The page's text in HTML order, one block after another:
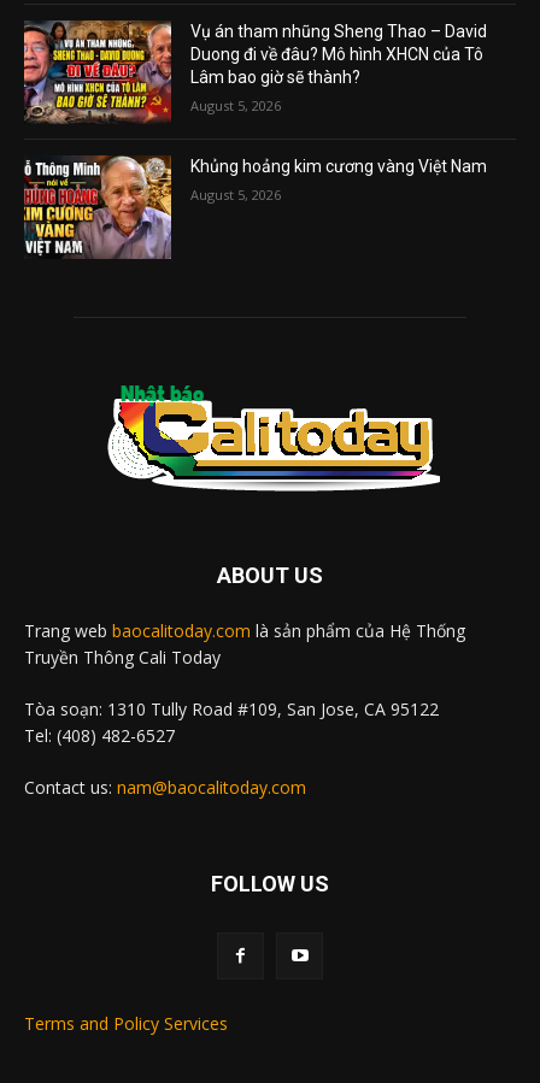
Vụ án tham nhũng Sheng Thao – David
Duong đi về đâu? Mô hình XHCN của Tô
Lâm bao giờ sẽ thành?
August 5, 2026
Khủng hoảng kim cương vàng Việt Nam
August 5, 2026
ABOUT US
Trang web baocalitoday.com là sản phẩm của Hệ Thống
Truyền Thông Cali Today
Tòa soạn: 1310 Tully Road #109, San Jose, CA 95122
Tel: (408) 482-6527
Contact us: nam@baocalitoday.com
FOLLOW US
Terms and Policy Services